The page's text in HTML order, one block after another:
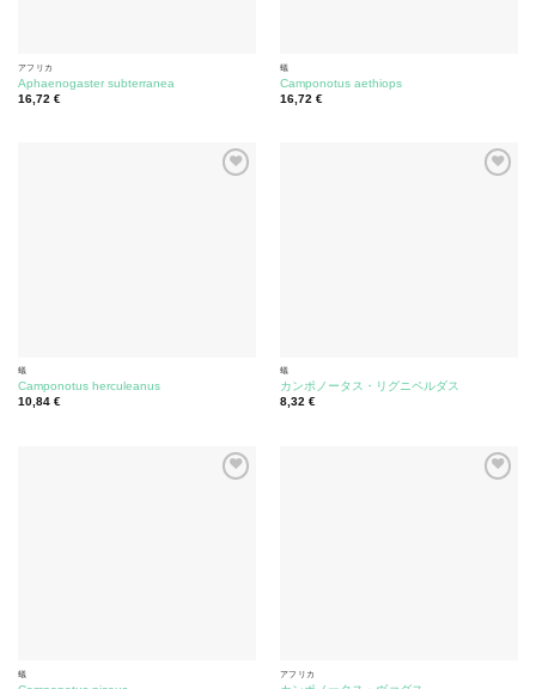
アフリカ
Aphaenogaster subterranea
16,72 €
蟻
Camponotus aethiops
16,72 €
蟻
Camponotus herculeanus
10,84 €
蟻
カンポノータス・リグニペルダス
8,32 €
蟻 アフリカ